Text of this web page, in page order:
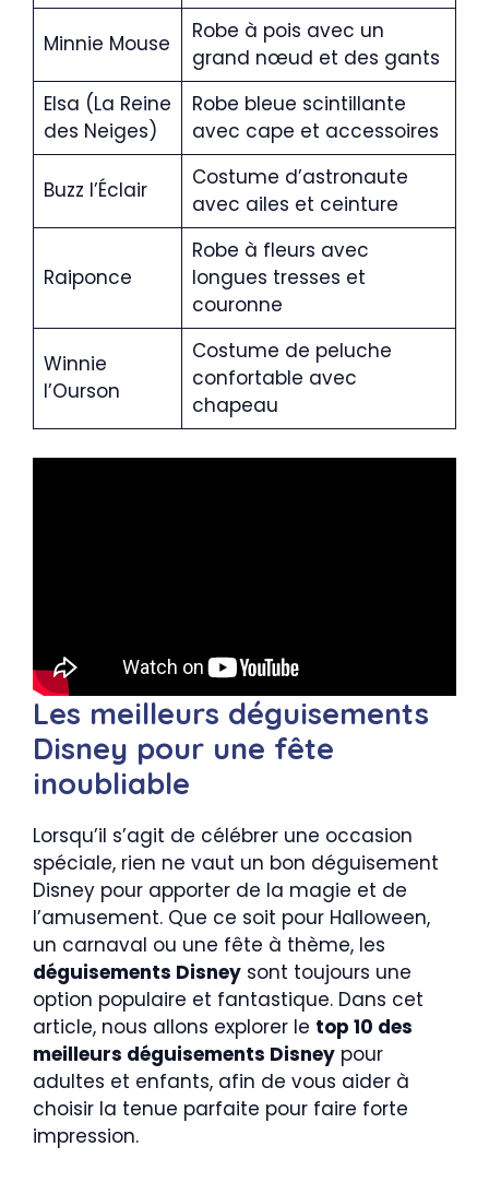
Minnie Mouse
Robe à pois avec un
grand nœud et des gants
Elsa (La Reine
des Neiges)
Robe bleue scintillante
avec cape et accessoires
Buzz l’Éclair
Costume d’astronaute
avec ailes et ceinture
Raiponce
Robe à fleurs avec
longues tresses et
couronne
Winnie
l’Ourson
Costume de peluche
confortable avec
chapeau
Les meilleurs déguisements
Disney pour une fête
inoubliable
Lorsqu’il s’agit de célébrer une occasion
spéciale, rien ne vaut un bon déguisement
Disney pour apporter de la magie et de
l’amusement. Que ce soit pour Halloween,
un carnaval ou une fête à thème, les
déguisements Disney sont toujours une
option populaire et fantastique. Dans cet
article, nous allons explorer le top 10 des
meilleurs déguisements Disney pour
adultes et enfants, afin de vous aider à
choisir la tenue parfaite pour faire forte
impression.